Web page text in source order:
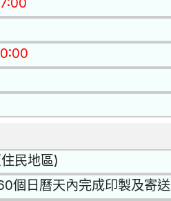
民地區)
個日曆天內完成印製及寄送